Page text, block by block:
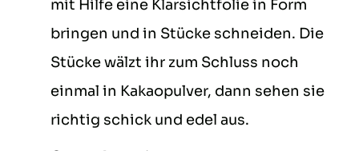
mit Hilfe eine Klarsichtfolie in Form
bringen und in Stücke schneiden. Die
Stücke wälzt ihr zum Schluss noch
einmal in Kakaopulver, dann sehen sie
richtig schick und edel aus.